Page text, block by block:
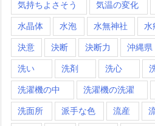
気持ちよさそう 気温の変化
水晶体 水泡 水無神社 水
決意 決断 決断力 沖縄県
洗い 洗剤 洗心
洗濯機の中 洗濯機の洗濯
洗面所 派手な色 流産